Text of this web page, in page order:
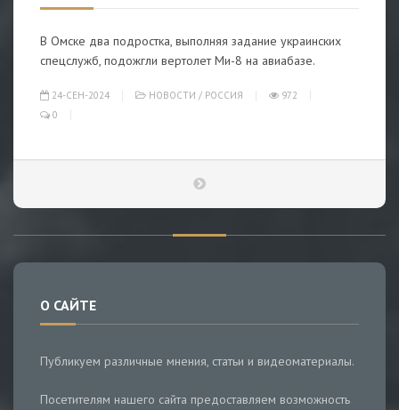
В Омске два подростка, выполняя задание украинских
спецслужб, подожгли вертолет Ми-8 на авиабазе.
24-СЕН-2024 НОВОСТИ / РОССИЯ
972
0
О САЙТЕ
Публикуем различные мнения, статьи и видеоматериалы.
Посетителям нашего сайта предоставляем возможность